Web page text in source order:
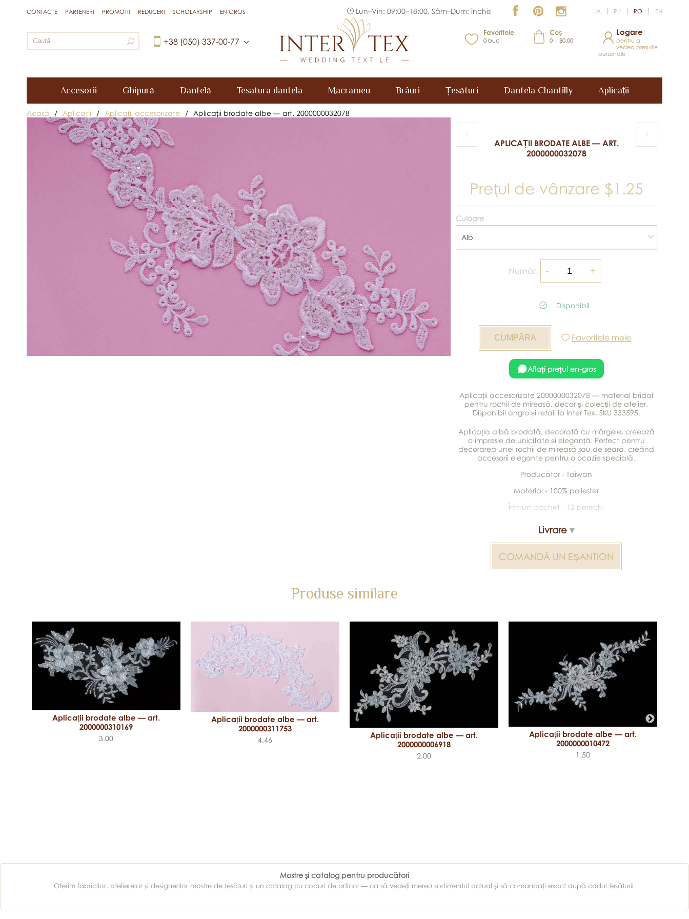
CONTACTE PARTENERI PROMOTII REDUCERI SCHOLARSHIP EN GROS Lun–Vin: 09:00–18:00, Sâm–Dum: închis UA RU RO EN
+38 (050) 337-00-77
Favoritele
0 buc
Coș
0 | $0.00
Logare
pentru a
vedea prețurile
personale
Accesorii Ghipură Dantelă Tesatura dantela Macrameu Brâuri Țesături Dantela Chantilly Aplicații
Acasă / Aplicatii / Aplicații accesorizate / Aplicații brodate albe — art. 2000000032078
APLICAȚII BRODATE ALBE — ART.
2000000032078
Prețul de vânzare $1.25
Culoare
Alb
Număr:
Disponibil
Favoritele mele
Aflați prețul en-gros
Aplicații accesorizate 2000000032078 — material bridal
pentru rochii de mireasă, decor și colecții de atelier.
Disponibil angro și retail la Inter Tex, SKU 333595.
Aplicația albă brodată, decorată cu mărgele, creează
o impresie de unicitate și eleganță. Perfect pentru
decorarea unei rochii de mireasă sau de seară, creând
accesorii elegante pentru o ocazie specială.
Producător - Taiwan
Material - 100% poliester
Într-un pachet - 12 perechi
Livrare
COMANDĂ UN EȘANTION
Produse similare
Aplicații brodate albe — art.
2000000310169
3.00
Aplicații brodate albe — art.
2000000311753
4.46
Aplicații brodate albe — art.
2000000006918
2.00
Aplicații brodate albe — art.
2000000010472
1.50
Mostre şi catalog pentru producători
Oferim fabricilor, atelierelor şi designerilor mostre de ţesături şi un catalog cu coduri de articol — ca să vedeţi mereu sortimentul actual şi să comandaţi exact după codul ţesăturii.